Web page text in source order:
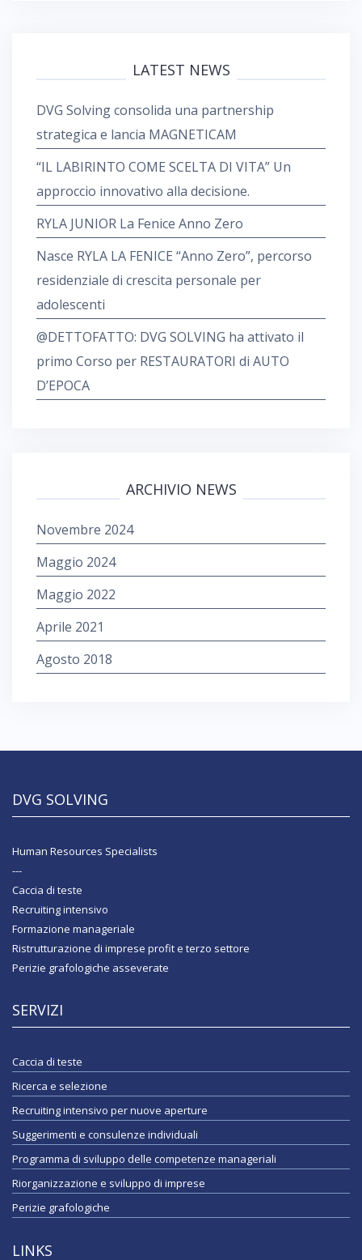
LATEST NEWS
DVG Solving consolida una partnership
strategica e lancia MAGNETICAM
“IL LABIRINTO COME SCELTA DI VITA” Un
approccio innovativo alla decisione.
RYLA JUNIOR La Fenice Anno Zero
Nasce RYLA LA FENICE “Anno Zero”, percorso
residenziale di crescita personale per
adolescenti
@DETTOFATTO: DVG SOLVING ha attivato il
primo Corso per RESTAURATORI di AUTO
D’EPOCA
ARCHIVIO NEWS
Novembre 2024
Maggio 2024
Maggio 2022
Aprile 2021
Agosto 2018
DVG SOLVING
Human Resources Specialists
---
Caccia di teste
Recruiting intensivo
Formazione manageriale
Ristrutturazione di imprese profit e terzo settore
Perizie grafologiche asseverate
SERVIZI
Caccia di teste
Ricerca e selezione
Recruiting intensivo per nuove aperture
Suggerimenti e consulenze individuali
Programma di sviluppo delle competenze manageriali
Riorganizzazione e sviluppo di imprese
Perizie grafologiche
LINKS